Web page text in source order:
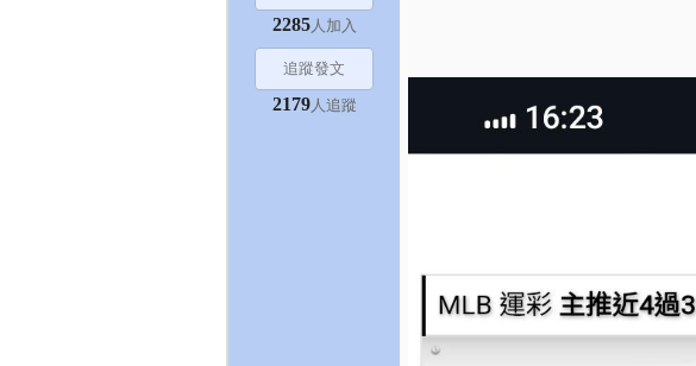
2285人加入
追蹤發文
2179人追蹤
AM 10:10
1
4
道奇